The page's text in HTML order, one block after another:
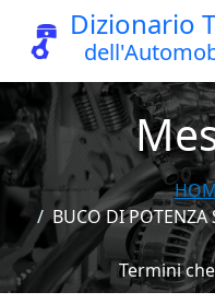
Dizionario
BUCO DI POTENZA
Termini